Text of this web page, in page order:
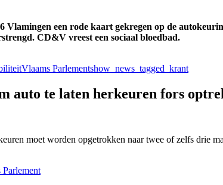
een rode kaart gekregen op de
CD&V vreest een sociaal bloedbad.
Vlaams Parlementshow_news_tagged_krant
auto te laten herkeuren fors
moet worden opgetrokken naar twee of zelfs drie
Parlement